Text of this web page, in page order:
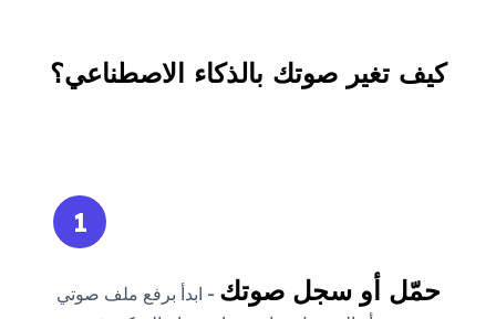
كيف تغير صوتك بالذكاء الاصطناعي؟
1
حمّل أو سجل صوتك - ابدأ برفع ملف صوتي